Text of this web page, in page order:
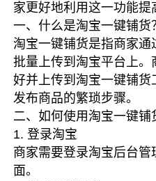
家更好地利用这一功能提
一、什么是淘宝一键铺货
淘宝一键铺货是指商家
批量上传到淘宝平台上
好并上传到淘宝一键铺
发布商品的繁琐步骤。
二、如何使用淘宝一键铺
1. 登录淘宝
商家需要登录淘宝后台
面。